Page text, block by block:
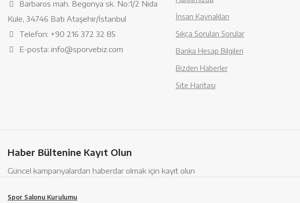
Barbaros mah. Begonya sk. No:1/2 Nida
Kule, 34746 Batı Ataşehir/İstanbul
Telefon: +90 216 372 32 85
E-posta: info@sporvebiz.com
İnsan Kaynakları
Sıkça Sorulan Sorular
Banka Hesap Bilgileri
Bizden Haberler
Site Haritası
Haber Bültenine Kayıt Olun
Güncel kampanyalardan haberdar olmak için kayıt olun
Spor Salonu Kurulumu